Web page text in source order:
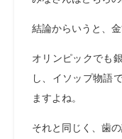
結論からいうと、
オリンピックでも
し、イソップ物語
ますよね。
それと同じく、歯